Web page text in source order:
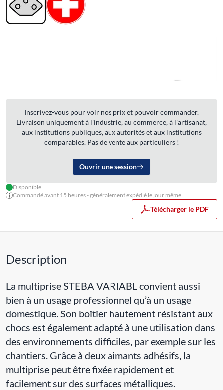
Inscrivez-vous pour voir nos prix et pouvoir commander.
Livraison uniquement à l'industrie, au commerce, à l'artisanat,
aux institutions publiques, aux autorités et aux institutions
comparables. Pas de vente aux particuliers !
Ouvrir une session
Disponible
Commandé avant 15 heures - généralement expédié le jour même
Télécharger le PDF
Description
La multiprise STEBA VARIABL convient aussi
bien à un usage professionnel qu’à un usage
domestique. Son boîtier hautement résistant aux
chocs est également adapté à une utilisation dans
des environnements difficiles, par exemple sur les
chantiers. Grâce à deux aimants adhésifs, la
multiprise peut être fixée rapidement et
facilement sur des surfaces métalliques.